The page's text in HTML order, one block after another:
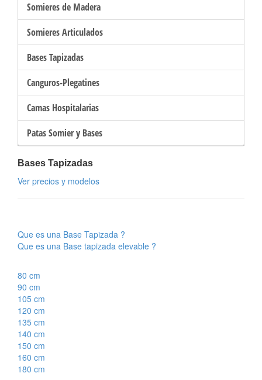
Somieres de Madera
Somieres Articulados
Bases Tapizadas
Canguros-Plegatines
Camas Hospitalarias
Patas Somier y Bases
Bases Tapizadas
Ver precios y modelos
Que es una Base Tapizada ?
Que es una Base tapizada elevable ?
80 cm
90 cm
105 cm
120 cm
135 cm
140 cm
150 cm
160 cm
180 cm